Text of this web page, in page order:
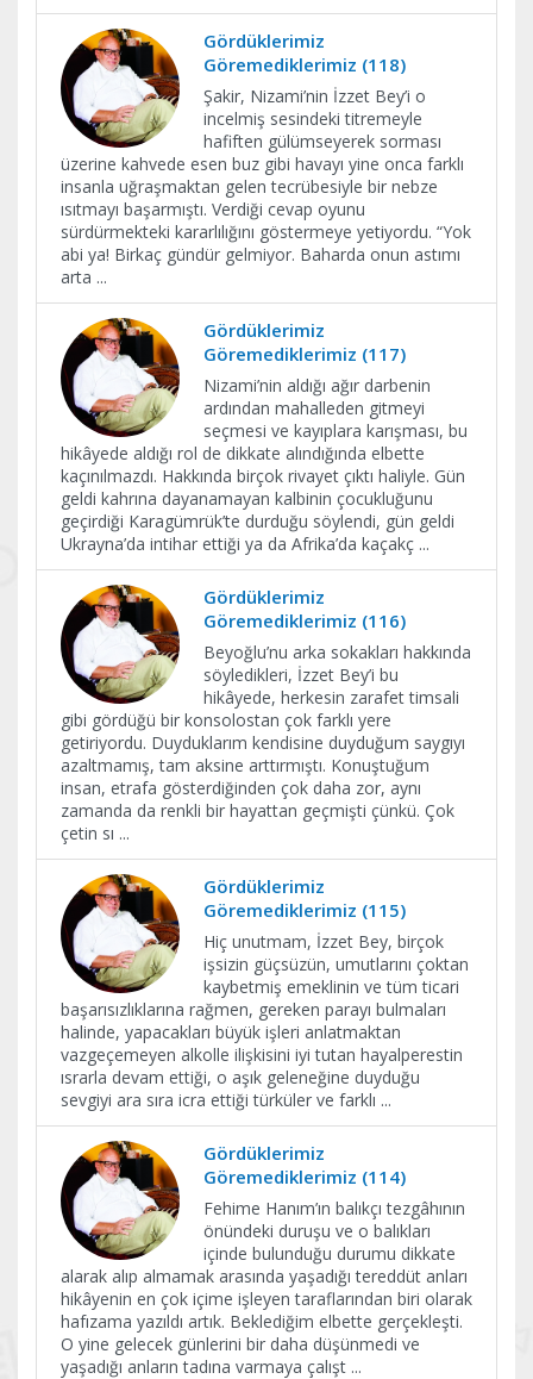
Gördüklerimiz
Göremediklerimiz (118)
Şakir, Nizami’nin İzzet Bey’i o
incelmiş sesindeki titremeyle
hafiften gülümseyerek sorması
üzerine kahvede esen buz gibi havayı yine onca farklı
insanla uğraşmaktan gelen tecrübesiyle bir nebze
ısıtmayı başarmıştı. Verdiği cevap oyunu
sürdürmekteki kararlılığını göstermeye yetiyordu. “Yok
abi ya! Birkaç gündür gelmiyor. Baharda onun astımı
arta ...
Gördüklerimiz
Göremediklerimiz (117)
Nizami’nin aldığı ağır darbenin
ardından mahalleden gitmeyi
seçmesi ve kayıplara karışması, bu
hikâyede aldığı rol de dikkate alındığında elbette
kaçınılmazdı. Hakkında birçok rivayet çıktı haliyle. Gün
geldi kahrına dayanamayan kalbinin çocukluğunu
geçirdiği Karagümrük’te durduğu söylendi, gün geldi
Ukrayna’da intihar ettiği ya da Afrika’da kaçakç ...
Gördüklerimiz
Göremediklerimiz (116)
Beyoğlu’nu arka sokakları hakkında
söyledikleri, İzzet Bey’i bu
hikâyede, herkesin zarafet timsali
gibi gördüğü bir konsolostan çok farklı yere
getiriyordu. Duyduklarım kendisine duyduğum saygıyı
azaltmamış, tam aksine arttırmıştı. Konuştuğum
insan, etrafa gösterdiğinden çok daha zor, aynı
zamanda da renkli bir hayattan geçmişti çünkü. Çok
çetin sı ...
Gördüklerimiz
Göremediklerimiz (115)
Hiç unutmam, İzzet Bey, birçok
işsizin güçsüzün, umutlarını çoktan
kaybetmiş emeklinin ve tüm ticari
başarısızlıklarına rağmen, gereken parayı bulmaları
halinde, yapacakları büyük işleri anlatmaktan
vazgeçemeyen alkolle ilişkisini iyi tutan hayalperestin
ısrarla devam ettiği, o aşık geleneğine duyduğu
sevgiyi ara sıra icra ettiği türküler ve farklı ...
Gördüklerimiz
Göremediklerimiz (114)
Fehime Hanım’ın balıkçı tezgâhının
önündeki duruşu ve o balıkları
içinde bulunduğu durumu dikkate
alarak alıp almamak arasında yaşadığı tereddüt anları
hikâyenin en çok içime işleyen taraflarından biri olarak
hafızama yazıldı artık. Beklediğim elbette gerçekleşti.
O yine gelecek günlerini bir daha düşünmedi ve
yaşadığı anların tadına varmaya çalışt ...